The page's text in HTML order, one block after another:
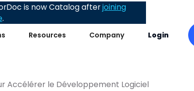
Resources Company Login
is now Catalog afterjoining
.
Accélérer le Développement Logiciel